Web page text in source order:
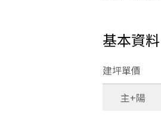
基本資料
建坪單價
主+陽